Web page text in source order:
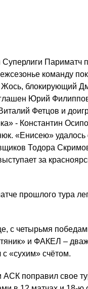
Суперлиги Париматч
команду
Жось, блокирующий
Юрий
Фетцов и
- Константин
«Енисею» удалось
Тодора
за
прошлого тура
с четырьмя
и ФАКЕЛ –
«сухим» счётом.
поправил свое